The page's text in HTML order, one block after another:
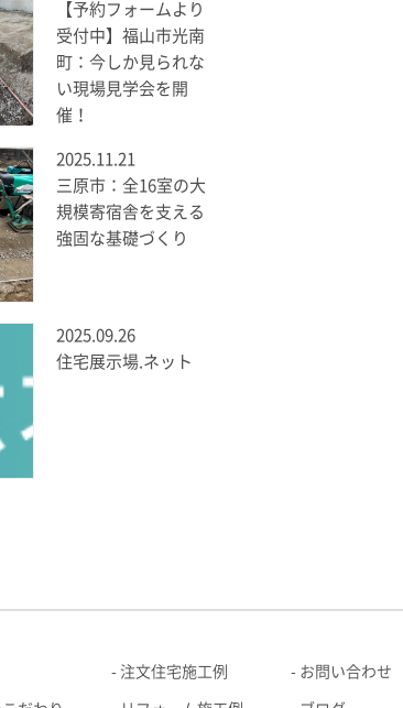
【予約フォームより
受付中】福山市光南
町：今しか見られな
い現場見学会を開
催！
2025.11.21
三原市：全16室の大
規模寄宿舎を支える
強固な基礎づくり
2025.09.26
住宅展示場.ネット
注文住宅施工例 お問い合わせ